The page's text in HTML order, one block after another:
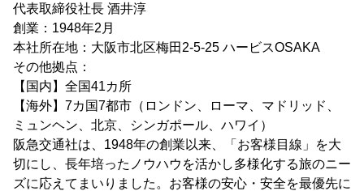
代表取締役社長 酒井淳
創業：1948年2月
本社所在地：大阪市北区梅田2-5-25 ハービスOSAKA
その他拠点：
【国内】全国41カ所
【海外】7カ国7都市（ロンドン、ローマ、マドリッド、
ミュンヘン、北京、シンガポール、ハワイ）
阪急交通社は、1948年の創業以来、「お客様目線」を大
切にし、長年培ったノウハウを活かし多様化する旅のニー
ズに応えてまいりました。お客様の安心・安全を最優先に